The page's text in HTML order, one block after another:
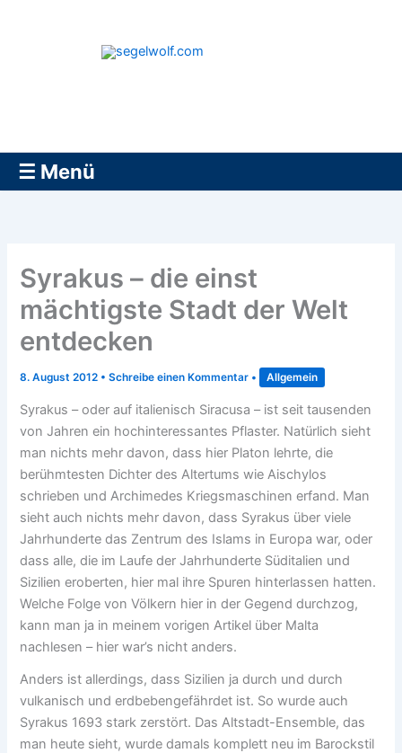
☰ Menü
Syrakus – die einst
mächtigste Stadt der Welt
entdecken
8. August 2012 •Schreibe einen Kommentar • Allgemein
Syrakus – oder auf italienisch Siracusa – ist seit tausenden
von Jahren ein hochinteressantes Pflaster. Natürlich sieht
man nichts mehr davon, dass hier Platon lehrte, die
berühmtesten Dichter des Altertums wie Aischylos
schrieben und Archimedes Kriegsmaschinen erfand. Man
sieht auch nichts mehr davon, dass Syrakus über viele
Jahrhunderte das Zentrum des Islams in Europa war, oder
dass alle, die im Laufe der Jahrhunderte Süditalien und
Sizilien eroberten, hier mal ihre Spuren hinterlassen hatten.
Welche Folge von Völkern hier in der Gegend durchzog,
kann man ja in meinem vorigen Artikel über Malta
nachlesen – hier war’s nicht anders.
Anders ist allerdings, dass Sizilien ja durch und durch
vulkanisch und erdbebengefährdet ist. So wurde auch
Syrakus 1693 stark zerstört. Das Altstadt-Ensemble, das
man heute sieht, wurde damals komplett neu im Barockstil